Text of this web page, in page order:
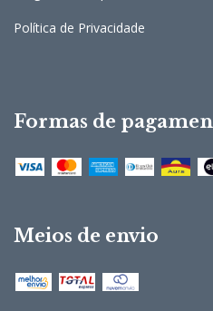
Política de Privacidade
Formas de
Meios de envio